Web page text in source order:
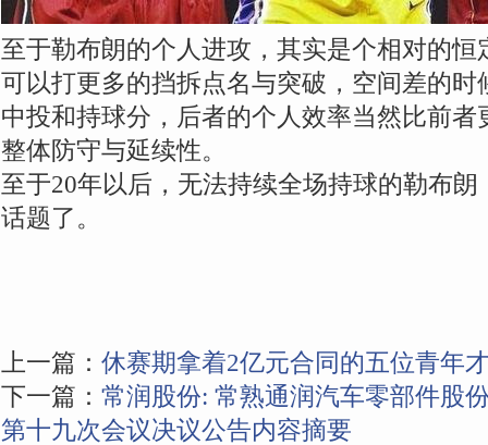
至于勒布朗的个人进攻，其实是个相对的
可以打更多的挡拆点名与突破，空间差的
中投和持球分，后者的个人效率当然比前
整体防守与延续性。
至于20年以后，无法持续全场持球的勒布
话题了。
上一篇： 休赛期拿着2亿元合同的五位青年
下一篇： 常润股份: 常熟通润汽车零部件股
第十九次会议决议公告内容摘要